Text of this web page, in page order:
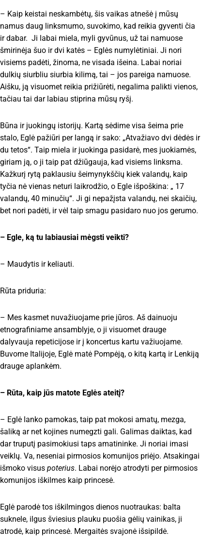
– Kaip keistai neskambėtų, šis vaikas atnešė į mūsų
namus daug linksmumo, suvokimo, kad reikia gyventi čia
ir dabar. Ji labai miela, myli gyvūnus, už tai namuose
šmirinėja šuo ir dvi katės – Eglės numylėtiniai. Ji nori
visiems padėti, žinoma, ne visada išeina. Labai noriai
dulkių siurbliu siurbia kilimą, tai – jos pareiga namuose.
Aišku, ją visuomet reikia prižiūrėti, negalima palikti vienos,
tačiau tai dar labiau stiprina mūsų ryšį.
Būna ir juokingų istorijų. Kartą sėdime visa šeima prie
stalo, Eglė pažiūri per langą ir sako: „Atvažiavo dvi dėdės ir
du tetos“. Taip miela ir juokinga pasidarė, mes juokiamės,
giriam ją, o ji taip pat džiūgauja, kad visiems linksma.
Kažkurį rytą paklausiu šeimynykščių kiek valandų, kaip
tyčia nė vienas neturi laikrodžio, o Egle išpoškina: „ 17
valandų, 40 minučių“. Ji gi nepažįsta valandų, nei skaičių,
bet nori padėti, ir vėl taip smagu pasidaro nuo jos gerumo.
– Egle, ką tu labiausiai mėgsti veikti?
– Maudytis ir keliauti.
Rūta priduria:
– Mes kasmet nuvažiuojame prie jūros. Aš dainuoju
etnografiniame ansamblyje, o ji visuomet drauge
dalyvauja repeticijose ir į koncertus kartu važiuojame.
Buvome Italijoje, Eglė matė Pompėją, o kitą kartą ir Lenkiją
drauge aplankėm.
– Rūta, kaip jūs matote Eglės ateitį?
– Eglė lanko pamokas, taip pat mokosi amatų, mezga,
šaliką ar net kojines numegzti gali. Galimas daiktas, kad
dar truputį pasimokiusi taps amatininke. Ji noriai imasi
veiklų. Va, neseniai pirmosios komunijos priėjo. Atsakingai
išmoko visus poterius. Labai norėjo atrodyti per pirmosios
komunijos iškilmes kaip princesė.
Eglė parodė tos iškilmingos dienos nuotraukas: balta
suknele, ilgus šviesius plauku puošia gėlių vainikas, ji
atrodė, kaip princesė. Mergaitės svajonė išsipildė.